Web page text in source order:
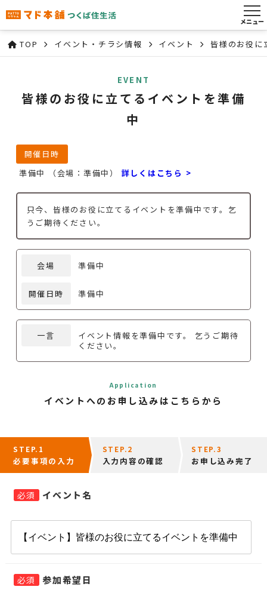
メニュー
TOP イベント・チラシ情報 イベント 皆様のお役に
EVENT
皆様のお役に立てるイベントを準備
中
開催日時
準備中 （会場：準備中） 詳しくはこちら >
只今、皆様のお役に立てるイベントを準備中です。乞
うご期待ください。
会場 準備中
開催日時 準備中
一言
イベント情報を準備中です。 乞うご期待
ください。
Application
イベントへのお申し込みはこちらから
STEP.1
必要事項の入力
STEP.2
入力内容の確認
STEP.3
お申し込み完了
必須 イベント名
必須 参加希望日